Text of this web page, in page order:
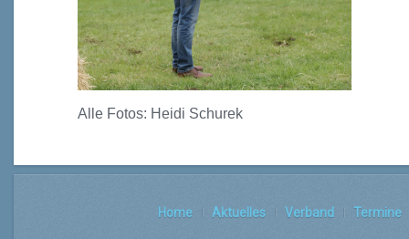
Alle Fotos: Heidi Schurek
Home Aktuelles Verband Termine